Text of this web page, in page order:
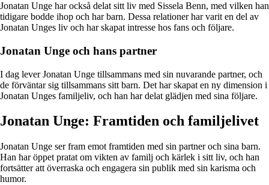
Jonatan Unge har också delat sitt liv med Sissela Benn, med vilken han
tidigare bodde ihop och har barn. Dessa relationer har varit en del av
Jonatan Unges liv och har skapat intresse hos fans och följare.
Jonatan Unge och hans partner
I dag lever Jonatan Unge tillsammans med sin nuvarande partner, och
de förväntar sig tillsammans sitt barn. Det har skapat en ny dimension i
Jonatan Unges familjeliv, och han har delat glädjen med sina följare.
Jonatan Unge: Framtiden och familjelivet
Jonatan Unge ser fram emot framtiden med sin partner och sina barn.
Han har öppet pratat om vikten av familj och kärlek i sitt liv, och han
fortsätter att överraska och engagera sin publik med sin karisma och
humor.